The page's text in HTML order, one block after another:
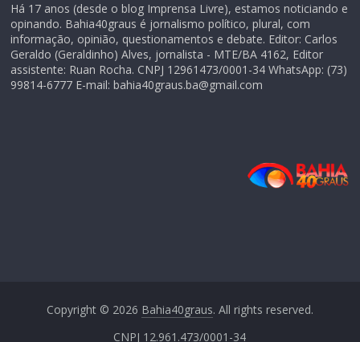
Há 17 anos (desde o blog Imprensa Livre), estamos noticiando e
opinando. Bahia40graus é jornalismo político, plural, com
informação, opinião, questionamentos e debate. Editor: Carlos
Geraldo (Geraldinho) Alves, jornalista - MTE/BA 4162, Editor
assistente: Ruan Rocha. CNPJ 12961473/0001-34 WhatsApp: (73)
99814-6777 E-mail: bahia40graus.ba@gmail.com
Copyright © 2026 Bahia40graus. All rights reserved.
CNPJ 12.961.473/0001-34